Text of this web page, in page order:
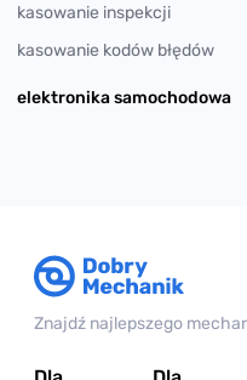
kasowanie inspekcji
kasowanie kodów błędów
elektronika samochodowa
Znajdź najlepszego